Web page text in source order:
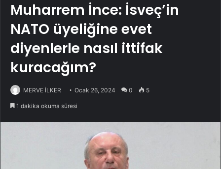
Muharrem İnce: İsveç’in
NATO üyeliğine evet
diyenlerle nasıl ittifak
kuracağım?
MERVE İLKER Ocak 26, 2024 0 5
1 dakika okuma süresi